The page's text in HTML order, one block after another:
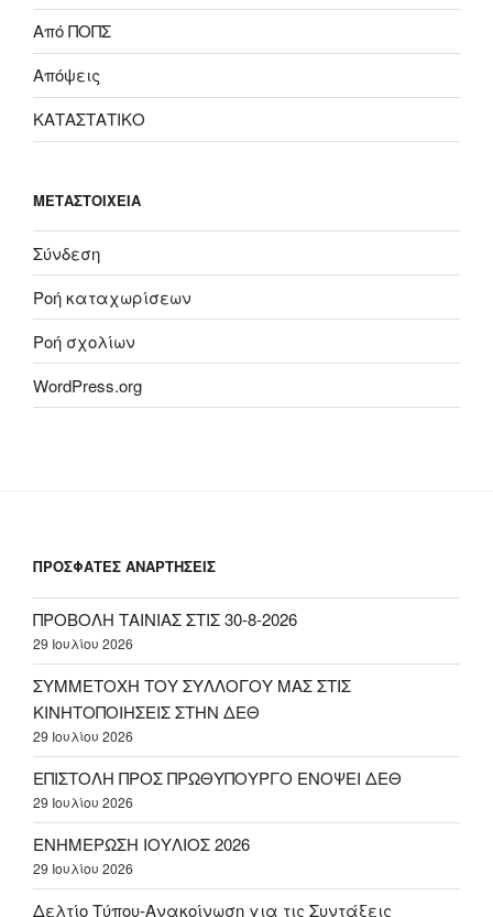
Από ΠΟΠΣ
Απόψεις
ΚΑΤΑΣΤΑΤΙΚΟ
ΜΕΤΑΣΤΟΙΧΕΊΑ
Σύνδεση
Ροή καταχωρίσεων
Ροή σχολίων
WordPress.org
ΠΡΟΣΦΑΤΕΣ ΑΝΑΡΤΗΣΕΙΣ
ΠΡΟΒΟΛΗ ΤΑΙΝΙΑΣ ΣΤΙΣ 30-8-2026
29 Ιουλίου 2026
ΣΥΜΜΕΤΟΧΗ ΤΟΥ ΣΥΛΛΟΓΟΥ ΜΑΣ ΣΤΙΣ
ΚΙΝΗΤΟΠΟΙΗΣΕΙΣ ΣΤΗΝ ΔΕΘ
29 Ιουλίου 2026
ΕΠΙΣΤΟΛΗ ΠΡΟΣ ΠΡΩΘΥΠΟΥΡΓΟ ΕΝΟΨΕΙ ΔΕΘ
29 Ιουλίου 2026
ΕΝΗΜΕΡΩΣΗ ΙΟΥΛΙΟΣ 2026
29 Ιουλίου 2026
Δελτίο Τύπου-Ανακοίνωση για τις Συντάξεις